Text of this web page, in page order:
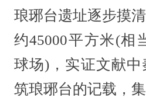
琅琊台遗址逐步摸
约45000平方米(相
球场)，实证文献
筑琅琊台的记载，